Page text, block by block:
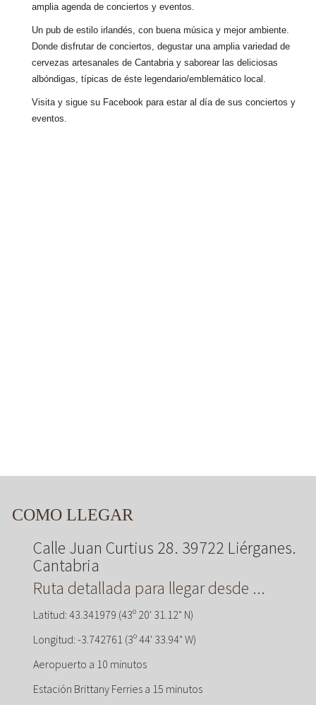
amplia agenda de conciertos y eventos.
Un pub de estilo irlandés, con buena música y mejor ambiente.
Donde disfrutar de conciertos, degustar una amplia variedad de
cervezas artesanales de Cantabria y saborear las deliciosas
albóndigas, típicas de éste legendario/emblemático local.
Visita y sigue su Facebook para estar al día de sus conciertos y
eventos.
COMO LLEGAR
Calle Juan Curtius 28. 39722 Liérganes.
Cantabria
Ruta detallada para llegar desde ...
Latitud: 43.341979 (43º 20' 31.12" N)
Longitud: -3.742761 (3º 44' 33.94" W)
Aeropuerto a 10 minutos
Estación Brittany Ferries a 15 minutos